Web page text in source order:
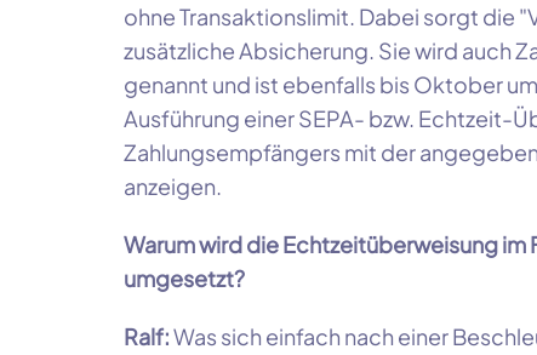
ohne Transaktionslimit. Dabei sorgt die
zusätzliche Absicherung. Sie wird auch
genannt und ist ebenfalls bis Oktober
Ausführung einer SEPA- bzw. Echtzeit-
Zahlungsempfängers mit der
anzeigen.
Warum wird die Echtzeitüberweisung
umgesetzt?
Ralf:Was sich einfach nach einer